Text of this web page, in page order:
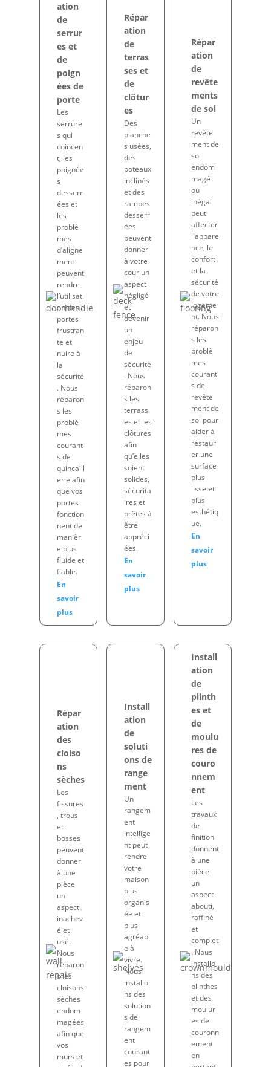
ation
de
serrur
es et
de
poign
ées de
porte
Les
serrure
s qui
coincen
t, les
poignée
s
desserr
ées et
les
problè
mes
d’aligne
ment
peuvent
rendre
l’utilisati
on des
portes
frustran
te et
nuire à
la
sécurité
. Nous
réparon
s les
problè
mes
courant
s de
quincaill
erie afin
que vos
portes
fonction
nent de
manièr
e plus
fluide et
fiable.
En
savoir
plus
Répar
ation
de
terras
ses et
de
clôtur
es
Des
planche
s usées,
des
poteaux
inclinés
et des
rampes
desserr
ées
peuvent
donner
à votre
cour un
aspect
négligé
et
devenir
un
enjeu
de
sécurité
. Nous
réparon
s les
terrass
es et les
clôtures
afin
qu’elles
soient
solides,
sécurita
ires et
prêtes à
être
appréci
ées.
En
savoir
plus
Répar
ation
de
revête
ments
de sol
Un
revête
ment de
sol
endom
magé
ou
inégal
peut
affecter
l'appare
nce, le
confort
et la
sécurité
de votre
logeme
nt. Nous
réparon
s les
problè
mes
courant
s de
revête
ment de
sol pour
aider à
restaur
er une
surface
plus
lisse et
plus
esthétiq
ue.
En
savoir
plus
Répar
ation
des
cloiso
ns
sèches
Les
fissures
, trous
et
bosses
peuvent
donner
à une
pièce
un
aspect
inachev
é et
usé.
Nous
réparon
s les
cloisons
sèches
endom
magées
afin que
vos
murs et
Install
ation
de
soluti
ons de
range
ment
Un
rangem
ent
intellige
nt peut
rendre
votre
maison
plus
organis
ée et
plus
agréabl
e à
vivre.
Nous
installo
ns des
solution
s de
rangem
ent
courant
es pour
Install
ation
de
plinth
es et
de
moulu
res de
couro
nnem
ent
Les
travaux
de
finition
donnent
à une
pièce
un
aspect
abouti,
raffiné
et
complet
. Nous
installo
ns des
plinthes
et des
moulur
es de
couronn
ement
en